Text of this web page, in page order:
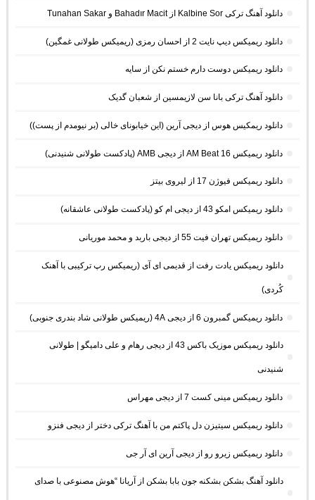
دانلود آهنگ ترکی Kalbine Sor از Bahadır Macit و Tunahan Sakar
دانلود ریمیکس دیپ نایت 2 از احسان رمزی (ریمیکس طولانی غمگین)
دانلود ریمیکس دوست دارم خستم نکن از سایه
دانلود آهنگ ترکی بانا سن لازیمسین از شعبان گدیک
دانلود ریمکیس هوس از دیجی آرین (این خیابونای خالی (بر نیومدم از پست))
دانلود ریمیکس AM Beat 16 از دیجی AMB (پادکست طولانی شنیدنی)
دانلود ریمیکس فیوژن 17 از لیروی بیتز
دانلود ریمیکس امکو 43 از دیجی ام کو (پادکست طولانی عاشقانه)
دانلود ریمیکس تهران فیت 55 از دیجی باربد و محمد موریانی
دانلود ریمیکس یادت رفت از قدیمی ای آی (ریمیکس رپ ترکیبی با آهنک
کُردی)
دانلود ریمیکس گمبرون 6 از دیجی 4A (ریمیکس طولانی شاد بندری جنوبی)
دانلود ریمیکس موزیک باکس 43 از دیجی رهام و علی دامیگو | طولانی
شنیدنی
دانلود ریمیکس مینی کست 7 از دیجی مهراس
دانلود ریمیکس سیتیزن دل پاکتم من با آهنگ ترکی دختر از دیجی فنزو
دانلود ریمیکس زیرو رو از دیجی آرین ای آر جی
دانلود آهنگ بشکن بشکنه جون بابا بشکن از آریانا “هوش مصنوعی با صدای